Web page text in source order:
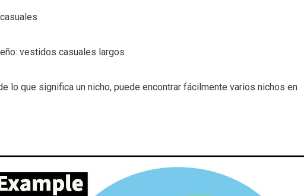
vestidos casuales largos
lo que significa un nicho, puede encontrar fácilmente varios nichos en